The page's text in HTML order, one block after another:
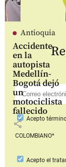
Antioquia
Accidente
en la
autopista
Medellín-
Bogotá dejó
un
motociclista
fallecido
share Acepto
COLOMBIANO*
Acepto el